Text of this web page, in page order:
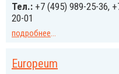
Тел.: +7 (495) 989-25-36,
20-01
подробнее...
Europeum